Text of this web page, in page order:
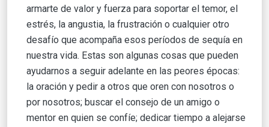
armarte de valor y fuerza para soportar el temor, el
estrés, la angustia, la frustración o cualquier otro
desafío que acompaña esos períodos de sequía en
nuestra vida. Estas son algunas cosas que pueden
ayudarnos a seguir adelante en las peores épocas:
la oración y pedir a otros que oren con nosotros o
por nosotros; buscar el consejo de un amigo o
mentor en quien se confíe; dedicar tiempo a alejarse